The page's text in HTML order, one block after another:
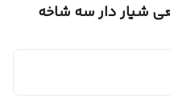
شیار دار سه شاخه